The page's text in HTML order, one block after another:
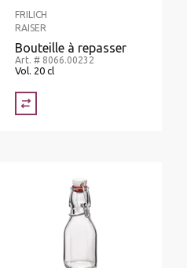
FRILICH
RAISER
Bouteille à repasser
Art. # 8066.00232
Vol. 20 cl